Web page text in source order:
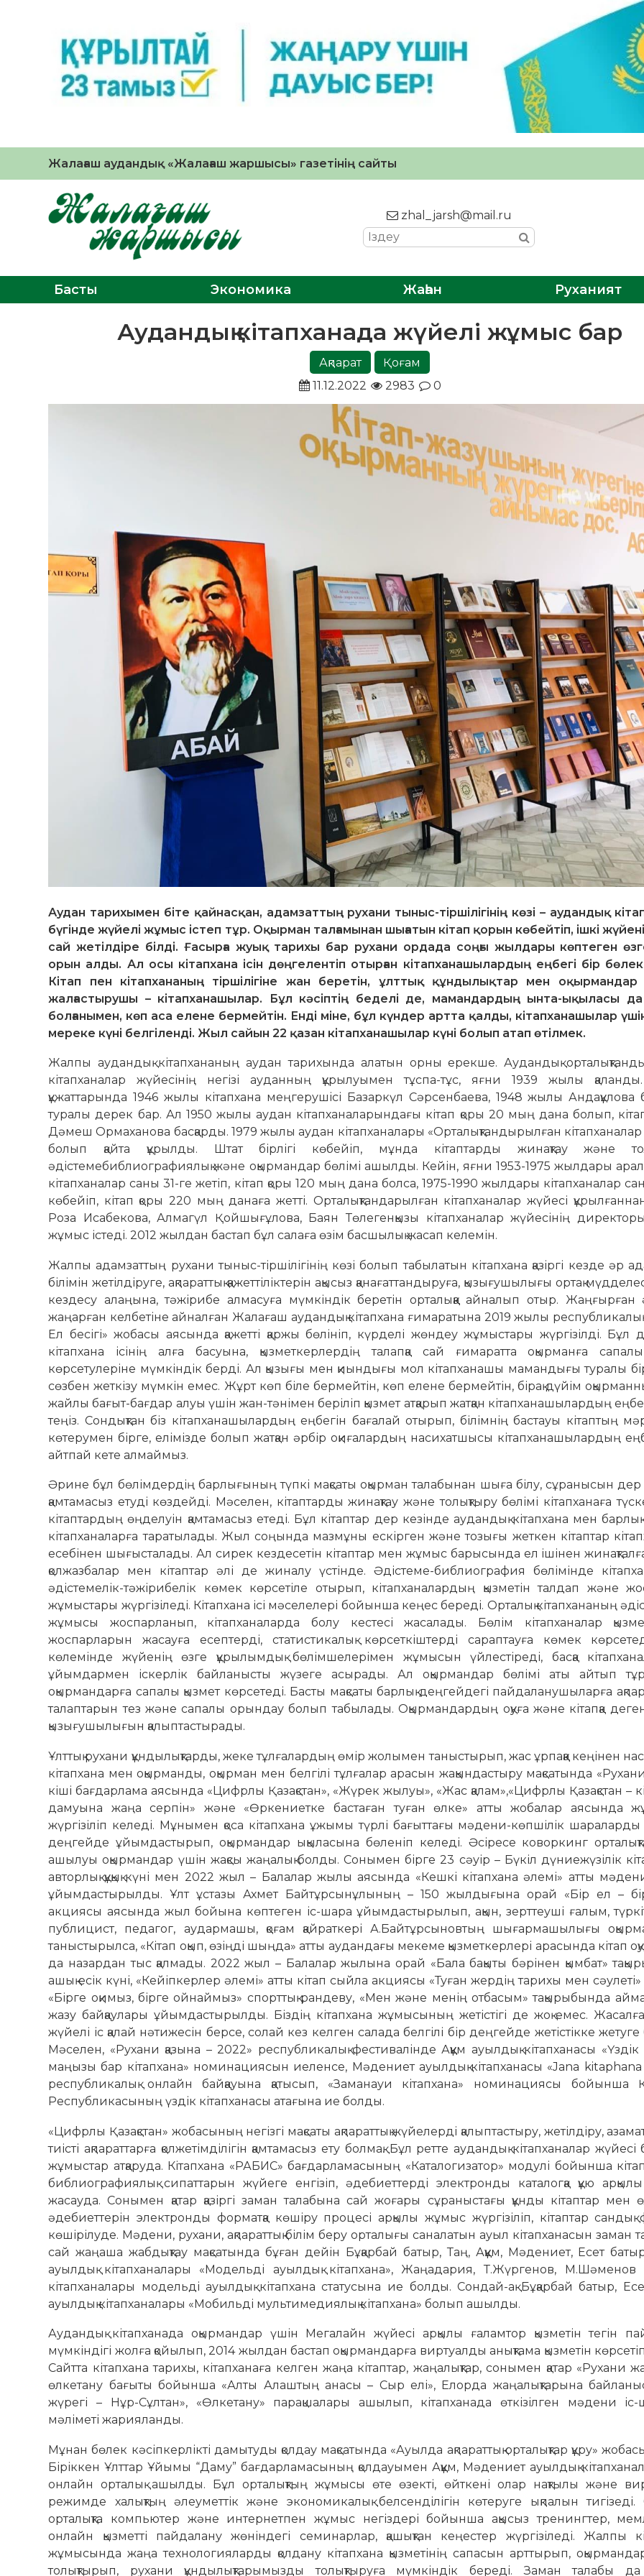
Жалағаш аудандық «Жалағаш жаршысы» газетінің сайты
zhal_jarsh@mail.ru
Басты Экономика Жаһан Руханият
Аудандық кітапханада жүйелі жұмыс бар
Ақпарат
Қоғам
11.12.2022
2983 0
Аудан тарихымен біте қайнасқан, адамзаттың рухани тыныс-тіршілігінің көзі – аудандық
бүгінде жүйелі жұмыс істеп тұр. Оқырман талғамынан шығатын кітап қорын көбейтіп, ішкі жүйені
сай жетілдіре білді. Ғасырға жуық тарихы бар рухани ордада соңғы жылдары көптеген
орын алды. Ал осы кітапхана ісін дөңгелентіп отырған кітапханашылардың еңбегі бір бөлек
Кітап пен кітапхананың тіршілігіне жан беретін, ұлттық құндылықтар мен оқырмандар
жалғастырушы – кітапханашылар. Бұл кәсіптің беделі де, мамандардың ынта-ықыласы да
болғанымен, көп аса елене бермейтін. Енді міне, бұл күндер артта қалды, кітапханашылар
мереке күні белгіленді. Жыл сайын 22 қазан кітапханашылар күні болып атап өтілмек.
Жалпы аудандық кітапхананың аудан тарихында алатын орны ерекше. Аудандық
кітапханалар жүйесінің негізі ауданның құрылуымен тұспа-тұс, яғни 1939 жылы
құжаттарында 1946 жылы кітапхана меңгерушісі Базаркүл Сәрсенбаева, 1948 жылы Андақұлова
туралы дерек бар. Ал 1950 жылы аудан кітапханаларындағы кітап қоры 20 мың дана болып,
Дәмеш Ормаханова басқарды. 1979 жылы аудан кітапханалары «Орталықтандырылған кітапханалар
болып қайта құрылды. Штат бірлігі көбейіп, мұнда кітаптарды жинақтау және
әдістемебиблиографиялық және оқырмандар бөлімі ашылды. Кейін, яғни 1953-1975 жылдары
кітапханалар саны 31-ге жетіп, кітап қоры 120 мың дана болса, 1975-1990 жылдары кітапханалар
көбейіп, кітап қоры 220 мың данаға жетті. Орталықтандарылған кітапханалар жүйесі
Роза Исабекова, Алмагүл Қойшығұлова, Баян Төлегенқызы кітапханалар жүйесінің
жұмыс істеді. 2012 жылдан бастап бұл салаға өзім басшылық жасап келемін.
Жалпы адамзаттың рухани тыныс-тіршілігінің көзі болып табылатын кітапхана қазіргі кезде әр
білімін жетілдіруге, ақпараттық қажеттіліктерін ақысыз қанағаттандыруға, қызығушылығы ортақ
кездесу алаңына, тәжірибе алмасуға мүмкіндік беретін орталыққа айналып отыр. Жаңғырған
жаңарған келбетіне айналған Жалағаш аудандық кітапхана ғимаратына 2019 жылы
Ел бесігі» жобасы аясында қажетті қаржы бөлініп, күрделі жөндеу жұмыстары жүргізілді. Бұл
кітапхана ісінің алға басуына, қызметкерлердің талапқа сай ғимаратта оқырманға
көрсетулеріне мүмкіндік берді. Ал қызығы мен қиындығы мол кітапханашы мамандығы туралы
сөзбен жеткізу мүмкін емес. Жұрт көп біле бермейтін, көп елене бермейтін, бірақ дүйім
жайлы бағыт-бағдар алуы үшін жан-тәнімен беріліп қызмет атқарып жатқан кітапханашылардың
теңіз. Сондықтан біз кітапханашылардың еңбегін бағалай отырып, білімнің бастауы кітаптың
көтерумен бірге, елімізде болып жатқан әрбір оқиғалардың насихатшысы кітапханашылардың
айтпай кете алмаймыз.
Әрине бұл бөлімдердің барлығының түпкі мақсаты оқырман талабынан шыға білу, сұранысын дер
қамтамасыз етуді көздейді. Мәселен, кітаптарды жинақтау және толықтыру бөлімі кітапханаға
кітаптардың өңделуін қамтамасыз етеді. Бұл кітаптар дер кезінде аудандық кітапхана мен барлық
кітапханаларға таратылады. Жыл соңында мазмұны ескірген және тозығы жеткен кітаптар
есебінен шығысталады. Ал сирек кездесетін кітаптар мен жұмыс барысында ел ішінен
қолжазбалар мен кітаптар әлі де жиналу үстінде. Әдістеме-библиография бөлімінде
әдістемелік-тәжірибелік көмек көрсетіле отырып, кітапханалардың қызметін талдап және
жұмыстары жүргізіледі. Кітапхана ісі мәселелері бойынша кеңес береді. Орталық кітапхананың
жұмысы жоспарланып, кітапханаларда болу кестесі жасалады. Бөлім кітапханалар
жоспарларын жасауға есептерді, статистикалық көрсеткіштерді сараптауға көмек
көлемінде жүйенің өзге құрылымдық бөлімшелерімен жұмысын үйлестіреді, басқа
ұйымдармен іскерлік байланысты жүзеге асырады. Ал оқырмандар бөлімі аты айтып
оқырмандарға сапалы қызмет көрсетеді. Басты мақсаты барлық деңгейдегі пайдаланушыларға
талаптарын тез және сапалы орындау болып табылады. Оқырмандардың оқуға және кітапқа деген
қызығушылығын қалыптастырады.
Ұлттық рухани құндылықтарды, жеке тұлғалардың өмір жолымен таныстырып, жас ұрпаққа кеңінен
кітапхана мен оқырманды, оқырман мен белгілі тұлғалар арасын жақындастыру мақсатында «Рухани
кіші бағдарлама аясында «Цифрлы Қазақстан», «Жүрек жылуы», «Жас қалам»,«Цифрлы Қазақстан –
дамуына жаңа серпін» және «Өркениетке бастаған туған өлке» атты жобалар аясында
жүргізіліп келеді. Мұнымен қоса кітапхана ұжымы түрлі бағыттағы мәдени-көпшілік
деңгейде ұйымдастырып, оқырмандар ықыласына бөленіп келеді. Әсіресе коворкинг
ашылуы оқырмандар үшін жақсы жаңалық болды. Сонымен бірге 23 сәуір – Бүкіл дүниежүзілік
авторлық құқық күні мен 2022 жыл – Балалар жылы аясында «Кешкі кітапхана әлемі» атты
ұйымдастырылды. Ұлт ұстазы Ахмет Байтұрсынұлының – 150 жылдығына орай «Бір ел – бір
акциясы аясында жыл бойына көптеген іс-шара ұйымдастырылып, ақын, зерттеуші ғалым,
публицист, педагог, аудармашы, қоғам қайраткері А.Байтұрсыновтың шығармашылығы
таныстырылса, «Кітап оқып, өзіңді шыңда» атты аудандағы мекеме қызметкерлері арасында кітап оқу
да назардан тыс қалмады. 2022 жыл – Балалар жылына орай «Бала бақыты бәрінен қымбат»
ашық есік күні, «Кейіпкерлер әлемі» атты кітап сыйла акциясы «Туған жердің тарихы мен сәулеті»
«Бірге оқимыз, бірге ойнаймыз» спорттық рандеву, «Мен және менің отбасым» тақырыбында
жазу байқаулары ұйымдастырылды. Біздің кітапхана жұмысының жетістігі де жоқ емес.
жүйелі іс қалай нәтижесін берсе, солай кез келген салада белгілі бір деңгейде жетістікке
Мәселен, «Рухани қазына – 2022» республикалық фестивалінде Аққұм ауылдық кітапханасы «Үздік
маңызы бар кітапхана» номинациясын иеленсе, Мәдениет ауылдық кітапханасы «Jana kitaphana
республикалық онлайн байқауына қатысып, «Заманауи кітапхана» номинациясы бойынша
Республикасының үздік кітапханасы атағына ие болды.
«Цифрлы Қазақстан» жобасының негізгі мақсаты ақпараттық жүйелерді қалыптастыру, жетілдіру,
тиісті ақпараттарға қолжетімділігін қамтамасыз ету болмақ. Бұл ретте аудандық кітапханалар
жұмыстар атқаруда. Кітапхана «РАБИС» бағдарламасының «Каталогизатор» модулі бойынша
библиографиялық сипаттарын жүйеге енгізіп, әдебиеттерді электронды каталогқа құю
жасауда. Сонымен қатар қазіргі заман талабына сай жоғары сұраныстағы құнды кітаптар мен
әдебиеттерін электронды форматқа көшіру процесі арқылы жұмыс жүргізіліп, кітаптар сандық
көшірілуде. Мәдени, рухани, ақпараттық білім беру орталығы саналатын ауыл кітапханасын заман
сай жаңаша жабдықтау мақсатында бұған дейін Бұқарбай батыр, Таң, Аққұм, Мәдениет, Есет
ауылдық кітапханалары «Модельді ауылдық кітапхана», Жаңадария, Т.Жүргенов, М.Шәменов
кітапханалары модельді ауылдық кітапхана статусына ие болды. Сондай-ақ Бұқарбай батыр,
ауылдық кітапханалары «Мобильді мультимедиялық кітапхана» болып ашылды.
Аудандық кітапханада оқырмандар үшін Мегалайн жүйесі арқылы ғаламтор қызметін тегін
мүмкіндігі жолға қойылып, 2014 жылдан бастап оқырмандарға виртуалды анықтама қызметін
Сайтта кітапхана тарихы, кітапханаға келген жаңа кітаптар, жаңалықтар, сонымен қатар «Рухани
өлкетану бағыты бойынша «Алты Алаштың анасы – Сыр елі», Елорда жаңалықтарына
жүрегі – Нұр-Сұлтан», «Өлкетану» парақшалары ашылып, кітапханада өткізілген мәдени іс-
мәліметі жарияланды.
Мұнан бөлек кәсіпкерлікті дамытуды қолдау мақсатында «Ауылда ақпараттық орталықтар құру»
Біріккен Ұлттар Ұйымы “Даму” бағдарламасының қолдауымен Аққұм, Мәдениет ауылдық
онлайн орталық ашылды. Бұл орталықтың жұмысы өте өзекті, өйткені олар нақтылы және
режимде халықтың әлеуметтік және экономикалық белсенділігін көтеруге ықпалын
орталықта компьютер және интернетпен жұмыс негіздері бойынша ақысыз тренингтер,
онлайн қызметті пайдалану жөніндегі семинарлар, қашықтан кеңестер жүргізіледі. Жалпы
жұмысында жаңа технологияларды қолдану кітапхана қызметінің сапасын арттырып,
толықтырып, рухани құндылықтарымызды толықтыруға мүмкіндік береді. Заман талабы